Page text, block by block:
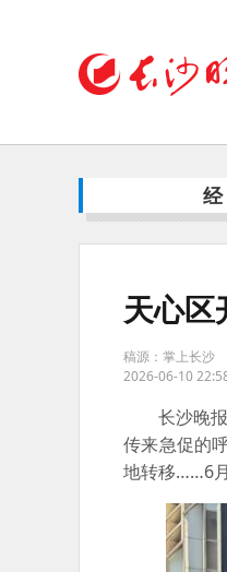
天心区
稿源：掌上长沙
2026-06-10
长沙晚报
传来急促的
地转移……6